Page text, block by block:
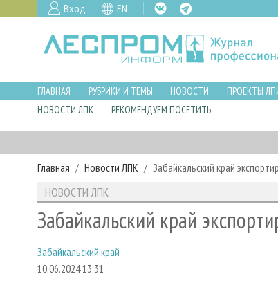
Вход EN
ГЛАВНАЯ РУБРИКИ И ТЕМЫ НОВОСТИ ПРОЕКТЫ
НОВОСТИ ЛПК
РЕКОМЕНДУЕМ ПОСЕТИТЬ
Главная Новости ЛПК Забайкальский край
НОВОСТИ ЛПК
Забайкальский край
Забайкальский край
10.06.2024 13:31